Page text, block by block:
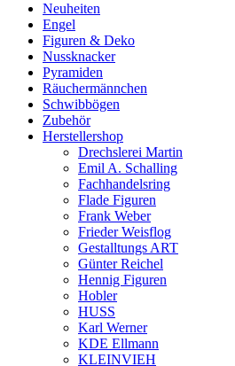
Neuheiten
Engel
Figuren & Deko
Nussknacker
Pyramiden
Räuchermännchen
Schwibbögen
Zubehör
Herstellershop
Drechslerei Martin
Emil A. Schalling
Fachhandelsring
Flade Figuren
Frank Weber
Frieder Weisflog
Gestalltungs ART
Günter Reichel
Hennig Figuren
Hobler
HUSS
Karl Werner
KDE Ellmann
KLEINVIEH